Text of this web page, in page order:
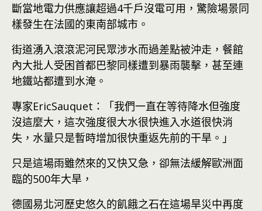
斷當地電力供應讓超過4千戶沒電可用，驚險場景同
樣發生在法國的東南部城市。
街道湧入滾滾泥河民眾涉水而過差點被沖走，餐館
內大批人受困首都巴黎同樣遭到暴雨襲擊，甚至連
地鐵站都遭到水淹。
專家EricSauquet：「我們一直在等待降水但強度
沒這麼大，這次強度很大水很快進入水道很快消
失，水量只是暫時增加很快重返先前的干旱。」
只是這場雨雖然來的又快又急，卻無法緩解歐洲面
臨的500年大旱，
德國易北河歷史悠久的飢餓之石在這場旱災中再度